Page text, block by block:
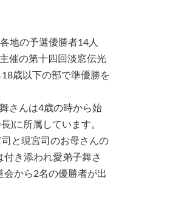
地の予選優勝者14人
催の第十四回淡窓伝光
歳以下の部で準優勝を
さんは4歳の時から始
)に所属しています。
と現宮司のお母さんの
き添われ愛弟子舞さ
から2名の優勝者が出